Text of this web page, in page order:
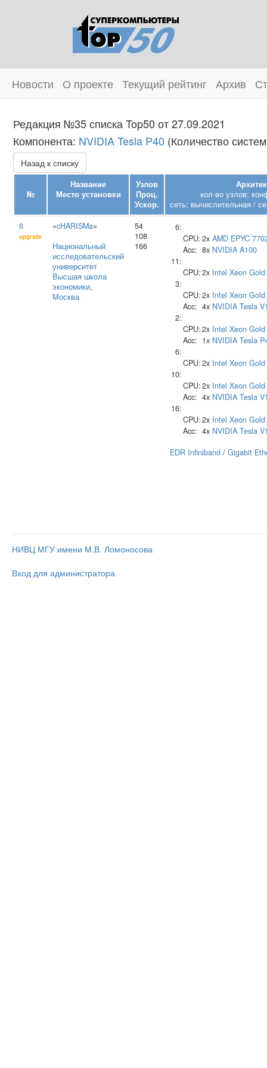
Новости О проекте Текущий рейтинг Архив
Редакция №35 списка Top50 от 27.09.2021
Компонента: NVIDIA Tesla P40 (Количество
Назад к списку
№
Название
Место установки
Узлов
Проц.
Ускор.
кол-во узлов:
сеть: вычислительная /
6
upgrade
«cHARISMa»
Национальный
исследовательский
университет
Высшая школа
экономики,
Москва
54
108
166
6:
CPU:2x AMD EPYC
Acc: 8x NVIDIA A100
11:
CPU:2x Intel Xeon
3:
CPU:2x Intel Xeon
Acc: 4x NVIDIA Tesla
2:
CPU:2x Intel Xeon
Acc: 1x NVIDIA Tesla
6:
CPU:2x Intel Xeon
10:
CPU:2x Intel Xeon
Acc: 4x NVIDIA Tesla
16:
CPU:2x Intel Xeon
Acc: 4x NVIDIA Tesla
EDR Infiniband / Gigabit
НИВЦ МГУ имени М.В. Ломоносова
Вход для администратора